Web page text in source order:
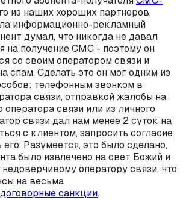
из наших хороших партнеров.
информационно-рекламный
думал, что никогда не давал
на получение СМС - поэтому он
со своим оператором связи и
спам. Сделать это он мог одним из
телефонным звонком в
связи, отправкой жалобы на
оператора связи или из личного
связи дал нам менее 2 суток на
с клиентом, запросить согласие
Разумеется, это было сделано,
было извлечено на свет Божий и
оператору связи, что
на весьма
договорные санкции.